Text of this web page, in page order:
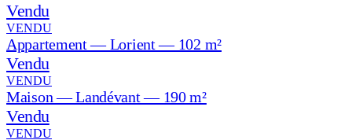
Vendu
VENDU
Appartement — Lorient — 102 m²
Vendu
VENDU
Maison — Landévant — 190 m²
Vendu
VENDU